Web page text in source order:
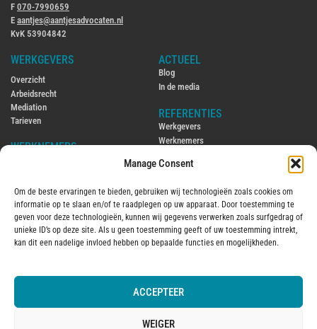
Manage Consent
Om de beste ervaringen te bieden, gebruiken wij technologieën zoals cookies om
informatie op te slaan en/of te raadplegen op uw apparaat. Door toestemming te
geven voor deze technologieën, kunnen wij gegevens verwerken zoals surfgedrag of
unieke ID’s op deze site. Als u geen toestemming geeft of uw toestemming intrekt,
kan dit een nadelige invloed hebben op bepaalde functies en mogelijkheden.
ACCEPTEER
WEIGER
F 070-7990659
E aantjes@aantjesadvocaten.nl
KvK 53904842
WERKGEVERS
Overzicht
Arbeidsrecht
Mediation
Tarieven
WERKNEMERS
Ambtenarenrecht
Mediation
Tarieven
OVER MIJ
ACTUEEL
Blog
In de media
REFERENTIES
Werkgevers
Werknemers
CONTACT
ENGLISH
Hiring and firing employees in the
Netherlands
Employment law in the Netherlands
Vervanging Kantoorklachtenregeling